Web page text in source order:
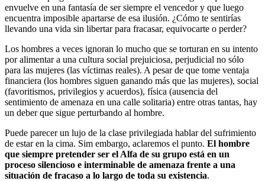
envuelve en una fantasía de ser siempre el vencedor y que luego
encuentra imposible apartarse de esa ilusión. ¿Cómo te sentirías
llevando una vida sin libertar para fracasar, equivocarte o perder?
Los hombres a veces ignoran lo mucho que se torturan en su intento
por alimentar a una cultura social prejuiciosa, perjudicial no sólo
para las mujeres (las víctimas reales). A pesar de que tome ventaja
financiera (los hombres siguen ganando más que las mujeres), social
(favoritismos, privilegios y acuerdos), física (ausencia del
sentimiento de amenaza en una calle solitaria) entre otras tantas, hay
un deber que sigue perturbando al hombre.
Puede parecer un lujo de la clase privilegiada hablar del sufrimiento
de estar en la cima. Sim embargo, aclaremos el punto. El hombre
que siempre pretender ser el Alfa de su grupo está en un
proceso silencioso e interminable de amenaza frente a una
situación de fracaso a lo largo de toda su existencia.